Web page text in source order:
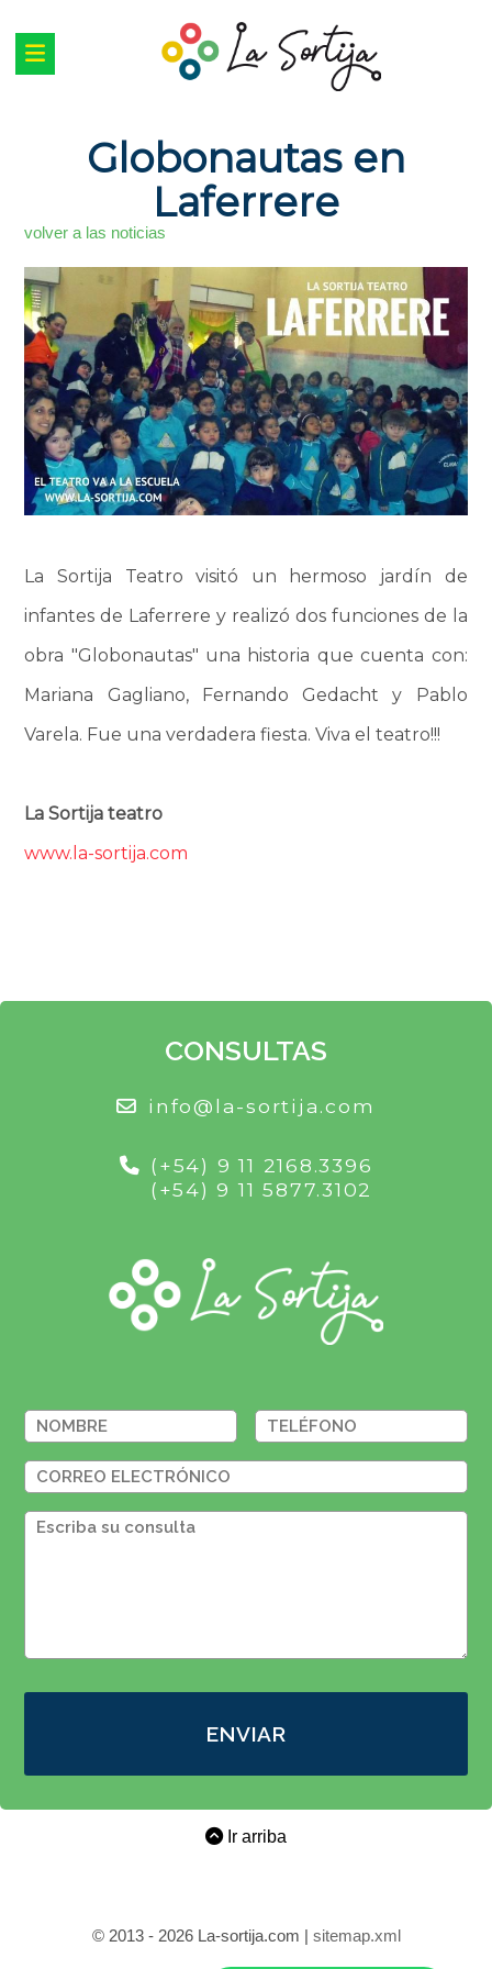
Globonautas en
Laferrere
volver a las noticias
La Sortija Teatro visitó un hermoso jardín de
infantes de Laferrere y realizó dos funciones de la
obra "Globonautas" una historia que cuenta con:
Mariana Gagliano, Fernando Gedacht y Pablo
Varela. Fue una verdadera fiesta. Viva el teatro!!!
La Sortija teatro
www.la-sortija.com
CONSULTAS
info@la-sortija.com
(+54) 9 11 2168.3396
(+54) 9 11 5877.3102
ENVIAR
Ir arriba
© 2013 - 2026 La-sortija.com | sitemap.xml